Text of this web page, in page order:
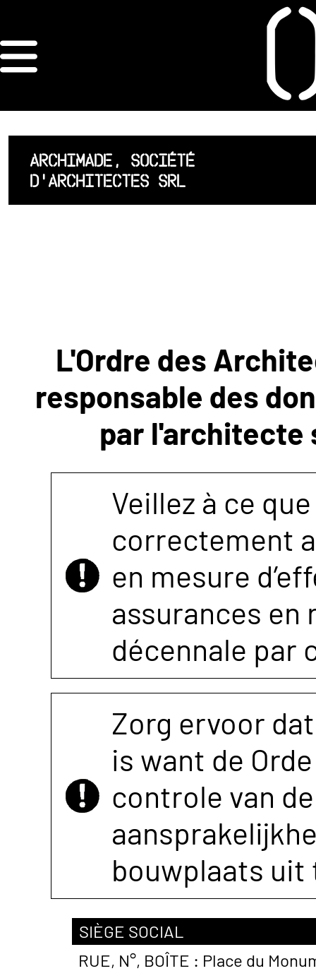
ORDRE DES
ARCHITECTES
ACCUEIL
LISTE DES
NOUS
CONTACTER
ARCHIMADE, SOCIÉTÉ
D'ARCHITECTES SRL
L'Ordre des
responsable des
par l'architecte
Veillez à ce
correctement
en mesure
assurances
décennale par
Zorg ervoor
is want de
controle van
bouwplaats uit
SIÈGE SOCIAL
RUE, N°, BOÎTE : Place du